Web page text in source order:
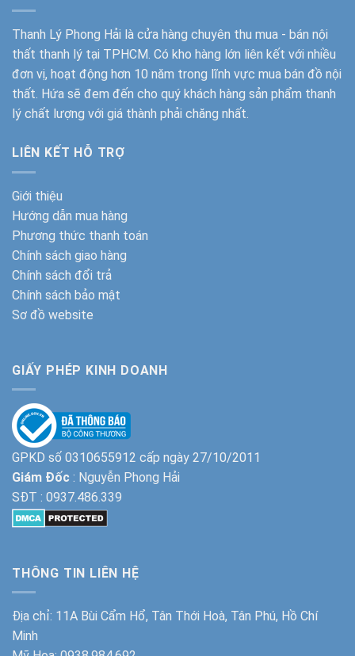
Thanh Lý Phong Hải là cửa hàng chuyên thu mua - bán nội
thất thanh lý tại TPHCM. Có kho hàng lớn liên kết với nhiều
đơn vị, hoạt động hơn 10 năm trong lĩnh vực mua bán đồ nội
thất. Hứa sẽ đem đến cho quý khách hàng sản phẩm thanh
lý chất lượng với giá thành phải chăng nhất.
LIÊN KẾT HỖ TRỢ
Giới thiệu
Hướng dẫn mua hàng
Phương thức thanh toán
Chính sách giao hàng
Chính sách đổi trả
Chính sách bảo mật
Sơ đồ website
GIẤY PHÉP KINH DOANH
GPKD số 0310655912 cấp ngày 27/10/2011
Giám Đốc : Nguyễn Phong Hải
SĐT : 0937.486.339
THÔNG TIN LIÊN HỆ
Địa chỉ: 11A Bùi Cẩm Hổ, Tân Thới Hoà, Tân Phú, Hồ Chí
Minh